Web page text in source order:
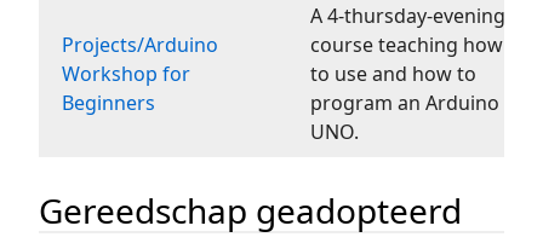
Projects/Arduino
Workshop for
Beginners
A 4-thursday-evening
course teaching how
to use and how to
program an Arduino
UNO.
Gereedschap geadopteerd